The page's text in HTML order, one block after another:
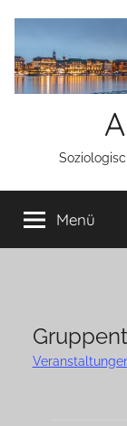
springen
Menü